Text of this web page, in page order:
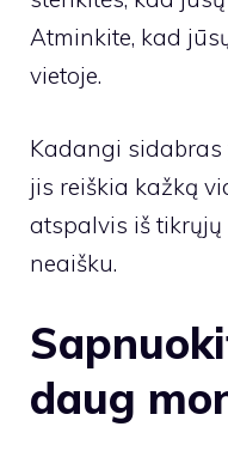
Atminkite, kad
vietoje.
Kadangi
jis reiškia kažką
atspalvis iš
neaišku.
daug